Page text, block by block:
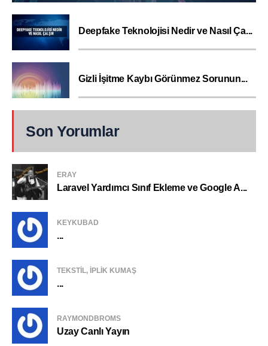
Deepfake Teknolojisi Nedir ve Nasıl Ça...
Gizli İşitme Kaybı Görünmez Sorunun...
Son Yorumlar
ERAY
Laravel Yardımcı Sınıf Ekleme ve Google A...
KEYKUBAD
...
TEKSTIL, IPLIK KUMAŞ
...
RAYMONDBROMS
Uzay Canlı Yayın